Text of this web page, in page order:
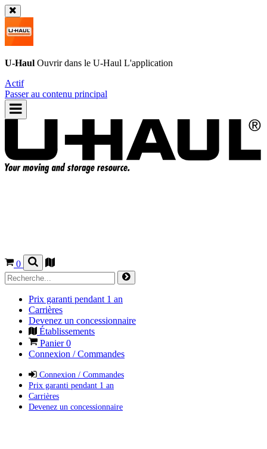
U-Haul Ouvrir dans le U-Haul L'application
Actif
Passer au contenu principal
0
Prix garanti pendant 1 an
Carrières
Devenez un concessionnaire
Établissements
Panier0
Connexion / Commandes
Connexion / Commandes
Prix garanti pendant 1 an
Carrières
Devenez un concessionnaire